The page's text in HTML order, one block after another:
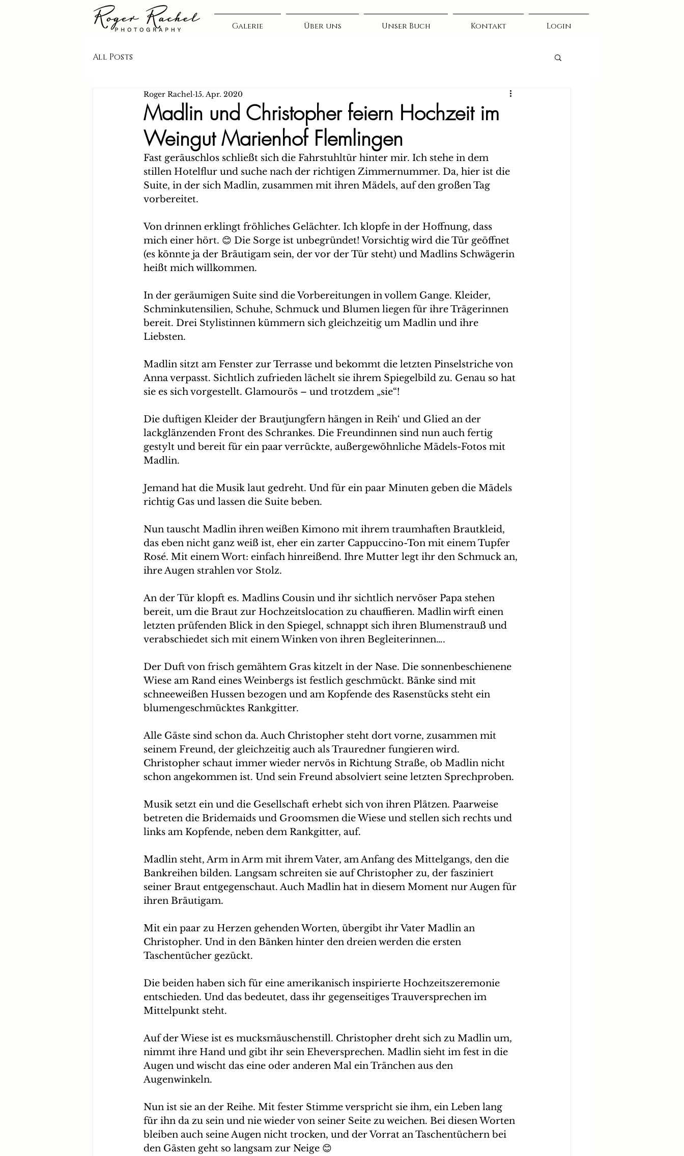
Galerie Über uns Unser Buch Kontakt Login
All Posts
Madlin und Christopher feiern Hochzeit im
Weingut Marienhof Flemlingen
Roger Rachel 15. Apr. 2020
Fast geräuschlos schließt sich die Fahrstuhltür hinter mir. Ich stehe in dem
stillen Hotelflur und suche nach der richtigen Zimmernummer. Da, hier ist die
Suite, in der sich Madlin, zusammen mit ihren Mädels, auf den großen Tag
vorbereitet.
Von drinnen erklingt fröhliches Gelächter. Ich klopfe in der Hoffnung, dass
mich einer hört. 😊 Die Sorge ist unbegründet! Vorsichtig wird die Tür geöffnet
(es könnte ja der Bräutigam sein, der vor der Tür steht) und Madlins Schwägerin
heißt mich willkommen.
In der geräumigen Suite sind die Vorbereitungen in vollem Gange. Kleider,
Schminkutensilien, Schuhe, Schmuck und Blumen liegen für ihre Trägerinnen
bereit. Drei Stylistinnen kümmern sich gleichzeitig um Madlin und ihre
Liebsten.
Madlin sitzt am Fenster zur Terrasse und bekommt die letzten Pinselstriche von
Anna verpasst. Sichtlich zufrieden lächelt sie ihrem Spiegelbild zu. Genau so hat
sie es sich vorgestellt. Glamourös – und trotzdem „sie“!
Die duftigen Kleider der Brautjungfern hängen in Reih‘ und Glied an der
lackglänzenden Front des Schrankes. Die Freundinnen sind nun auch fertig
gestylt und bereit für ein paar verrückte, außergewöhnliche Mädels-Fotos mit
Madlin.
Jemand hat die Musik laut gedreht. Und für ein paar Minuten geben die Mädels
richtig Gas und lassen die Suite beben.
Nun tauscht Madlin ihren weißen Kimono mit ihrem traumhaften Brautkleid,
das eben nicht ganz weiß ist, eher ein zarter Cappuccino-Ton mit einem Tupfer
Rosé. Mit einem Wort: einfach hinreißend. Ihre Mutter legt ihr den Schmuck an,
ihre Augen strahlen vor Stolz.
An der Tür klopft es. Madlins Cousin und ihr sichtlich nervöser Papa stehen
bereit, um die Braut zur Hochzeitslocation zu chauffieren. Madlin wirft einen
letzten prüfenden Blick in den Spiegel, schnappt sich ihren Blumenstrauß und
verabschiedet sich mit einem Winken von ihren Begleiterinnen….
Der Duft von frisch gemähtem Gras kitzelt in der Nase. Die sonnenbeschienene
Wiese am Rand eines Weinbergs ist festlich geschmückt. Bänke sind mit
schneeweißen Hussen bezogen und am Kopfende des Rasenstücks steht ein
blumengeschmücktes Rankgitter.
Alle Gäste sind schon da. Auch Christopher steht dort vorne, zusammen mit
seinem Freund, der gleichzeitig auch als Trauredner fungieren wird.
Christopher schaut immer wieder nervös in Richtung Straße, ob Madlin nicht
schon angekommen ist. Und sein Freund absolviert seine letzten Sprechproben.
Musik setzt ein und die Gesellschaft erhebt sich von ihren Plätzen. Paarweise
betreten die Bridemaids und Groomsmen die Wiese und stellen sich rechts und
links am Kopfende, neben dem Rankgitter, auf.
Madlin steht, Arm in Arm mit ihrem Vater, am Anfang des Mittelgangs, den die
Bankreihen bilden. Langsam schreiten sie auf Christopher zu, der fasziniert
seiner Braut entgegenschaut. Auch Madlin hat in diesem Moment nur Augen für
ihren Bräutigam.
Mit ein paar zu Herzen gehenden Worten, übergibt ihr Vater Madlin an
Christopher. Und in den Bänken hinter den dreien werden die ersten
Taschentücher gezückt.
Die beiden haben sich für eine amerikanisch inspirierte Hochzeitszeremonie
entschieden. Und das bedeutet, dass ihr gegenseitiges Trauversprechen im
Mittelpunkt steht.
Auf der Wiese ist es mucksmäuschenstill. Christopher dreht sich zu Madlin um,
nimmt ihre Hand und gibt ihr sein Eheversprechen. Madlin sieht im fest in die
Augen und wischt das eine oder anderen Mal ein Tränchen aus den
Augenwinkeln.
Nun ist sie an der Reihe. Mit fester Stimme verspricht sie ihm, ein Leben lang
für ihn da zu sein und nie wieder von seiner Seite zu weichen. Bei diesen Worten
bleiben auch seine Augen nicht trocken, und der Vorrat an Taschentüchern bei
den Gästen geht so langsam zur Neige 😊